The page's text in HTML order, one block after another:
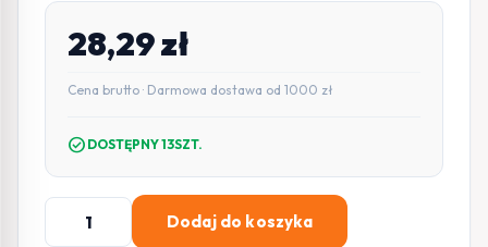
28,29zł
Cena brutto · Darmowa dostawa od 1000 zł
check_circle DOSTĘPNY 13SZT.
ilość
SATEL
Dodaj do koszyka